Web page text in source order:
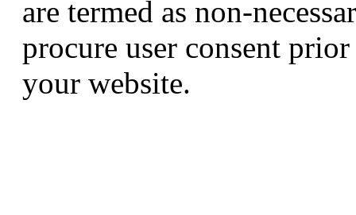
are termed as non-
procure user consent
your website.